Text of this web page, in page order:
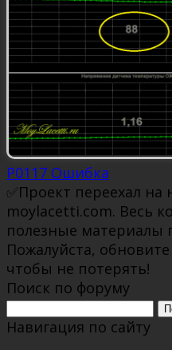
P0117 Ошибка
✅Проект переехал
moylacetti.com. Весь
полезные материалы
Пожалуйста, обновите
чтобы не потерять!
Поиск по форуму
Поиск:
Навигация по сайту